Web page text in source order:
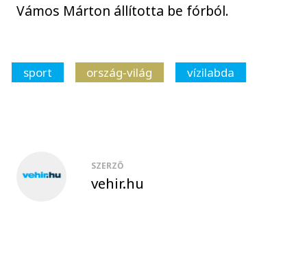
Vámos Márton állította be fórból.
sport ország-világ vízilabda
SZERZŐ
vehir.hu